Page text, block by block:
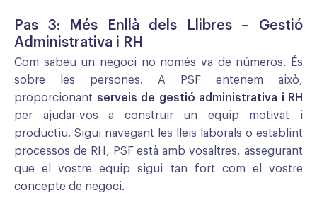
Pas 3: Més Enllà dels Llibres – Gestió
Administrativa i RH
Com sabeu un negoci no només va de números. És
sobre les persones. A PSF entenem això,
proporcionant serveis de gestió administrativa i RH
per ajudar-vos a construir un equip motivat i
productiu. Sigui navegant les lleis laborals o establint
processos de RH, PSF està amb vosaltres, assegurant
que el vostre equip sigui tan fort com el vostre
concepte de negoci.